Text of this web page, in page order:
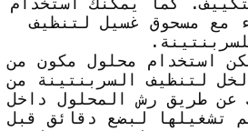
مع مسحوق غسيل لتنظيف
استخدام محلول مكون من
لتنظيف السربنتينة من
عن طريق رش المحلول داخل
تشغيلها لبضع دقائق قبل